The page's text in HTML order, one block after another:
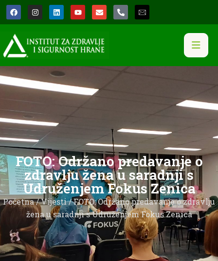
FOTO: Održano predavanje o
zdravlju žena u saradnji s
Udruženjem Fokus Zenica
Početna/Vijesti/ FOTO: Održano predavanje o zdravlju
žena u saradnji s Udruženjem Fokus Zenica